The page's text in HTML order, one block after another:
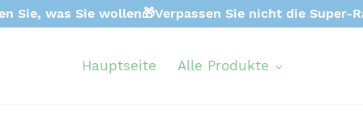
Sie, was Sie wollen🎁Verpassen Sie nicht die Super-
Hauptseite Alle Produkte